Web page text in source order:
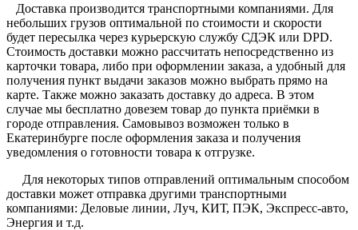
Доставка производится транспортными компаниями. Для
небольших грузов оптимальной по стоимости и скорости
будет пересылка через курьерскую службу СДЭК или DPD.
Стоимость доставки можно рассчитать непосредственно из
карточки товара, либо при оформлении заказа, а удобный для
получения пункт выдачи заказов можно выбрать прямо на
карте. Также можно заказать доставку до адреса. В этом
случае мы бесплатно довезем товар до пункта приёмки в
городе отправления. Самовывоз возможен только в
Екатеринбурге после оформления заказа и получения
уведомления о готовности товара к отгрузке.
Для некоторых типов отправлений оптимальным способом
доставки может отправка другими транспортными
компаниями: Деловые линии, Луч, КИТ, ПЭК, Экспресс-авто,
Энергия и т.д.